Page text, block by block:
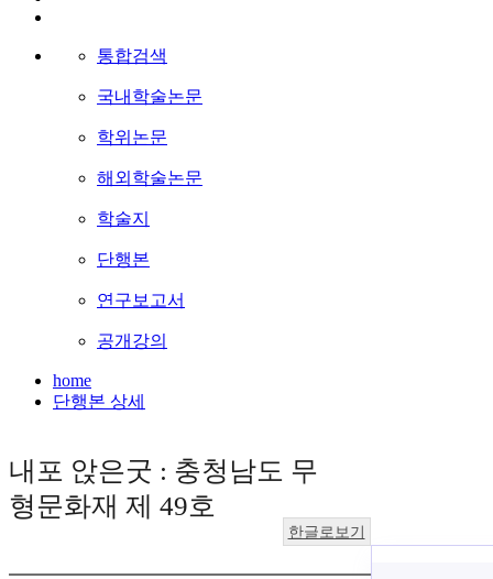
통합검색
국내학술논문
학위논문
해외학술논문
학술지
단행본
연구보고서
공개강의
home
단행본 상세
내포 앉은굿 : 충청남도 무
형문화재 제 49호
한글로보기